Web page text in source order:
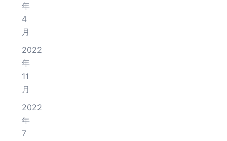
年
4
月
2022
年
11
月
2022
年
7